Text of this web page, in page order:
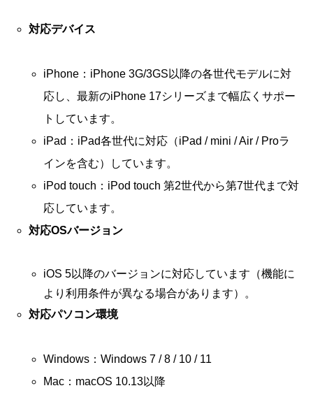
対応デバイス
iPhone：iPhone 3G/3GS以降の各世代モデルに対
応し、最新のiPhone 17シリーズまで幅広くサポー
トしています。
iPad：iPad各世代に対応（iPad / mini / Air / Proラ
インを含む）しています。
iPod touch：iPod touch 第2世代から第7世代まで対
応しています。
対応OSバージョン
iOS 5以降のバージョンに対応しています（機能に
より利用条件が異なる場合があります）。
対応パソコン環境
Windows：Windows 7 / 8 / 10 / 11
Mac：macOS 10.13以降